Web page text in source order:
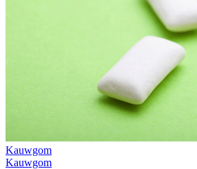
Kauwgom
Kauwgom